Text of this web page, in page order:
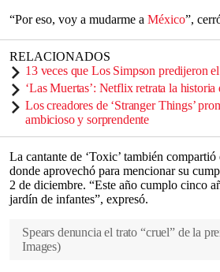
“Por eso, voy a mudarme a México”,
RELACIONADOS
13 veces que Los Simpson predijeron
‘Las Muertas’: Netflix retrata la
Los creadores de ‘Stranger Things’
ambicioso y sorprendente
La cantante de ‘Toxic’ también
donde aprovechó para mencionar su
2 de diciembre. “Este año cumplo cinco
jardín de infantes”, expresó.
Spears denuncia el trato “cruel” de la
Images)